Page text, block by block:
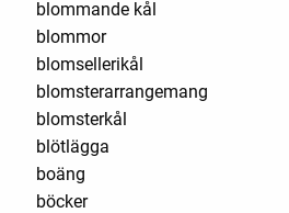
blommande kål
blommor
blomsellerikål
blomsterarrangemang
blomsterkål
blötlägga
boäng
böcker